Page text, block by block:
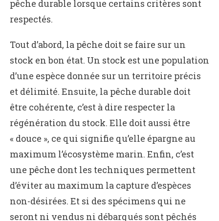
pêche durable lorsque certains critères sont
respectés.
Tout d’abord, la pêche doit se faire sur un
stock en bon état. Un stock est une population
d’une espèce donnée sur un territoire précis
et délimité. Ensuite, la pêche durable doit
être cohérente, c’est à dire respecter la
régénération du stock. Elle doit aussi être
« douce », ce qui signifie qu’elle épargne au
maximum l’écosystème marin. Enfin, c’est
une pêche dont les techniques permettent
d’éviter au maximum la capture d’espèces
non-désirées. Et si des spécimens qui ne
seront ni vendus ni débarqués sont pêchés